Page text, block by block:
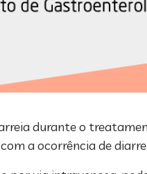
durante o
a ocorrência de